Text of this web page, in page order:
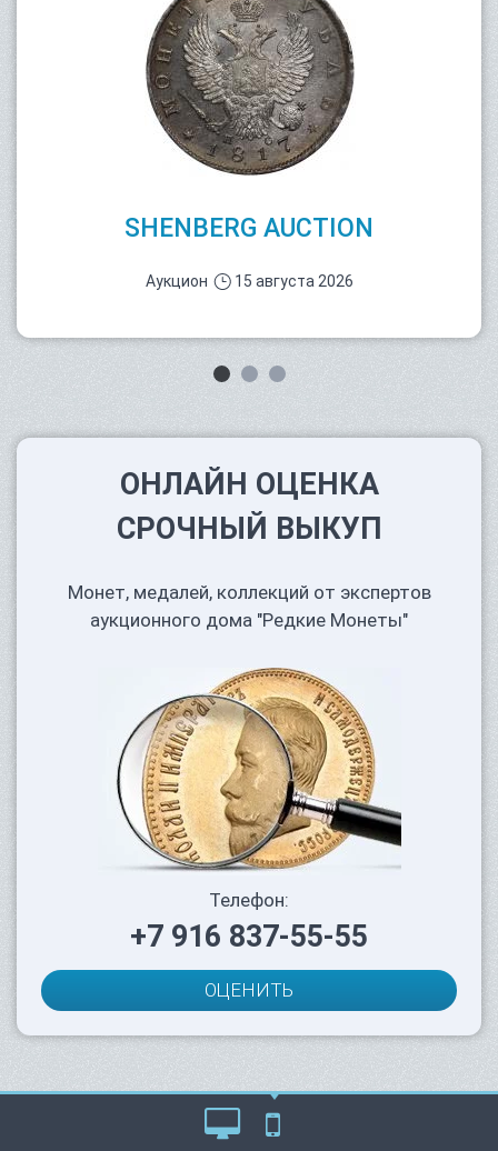
SHENBERG AUCTION
Аукцион 15 августа 2026
ОНЛАЙН ОЦЕНКА
СРОЧНЫЙ ВЫКУП
Монет, медалей, коллекций от экспертов
аукционного дома "Редкие Монеты"
Телефон:
+7 916 837-55-55
ОЦЕНИТЬ